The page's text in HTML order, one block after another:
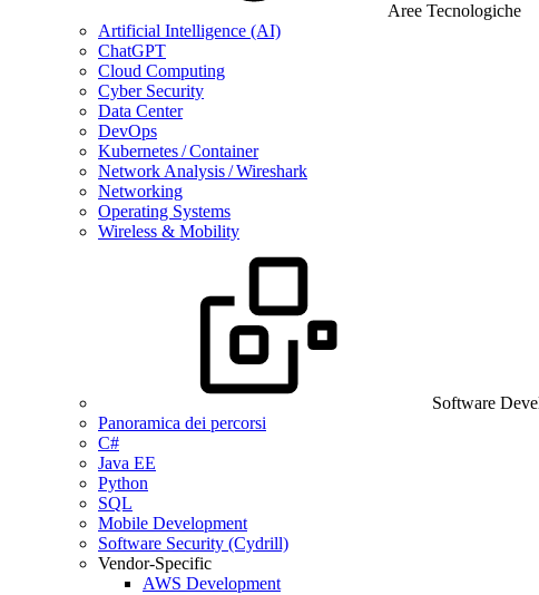
Aree Tecnologiche
Artificial Intelligence (AI)
ChatGPT
Cloud Computing
Cyber Security
Data Center
DevOps
Kubernetes / Container
Network Analysis / Wireshark
Networking
Operating Systems
Wireless & Mobility
Software
Panoramica dei percorsi
C#
Java EE
Python
SQL
Mobile Development
Software Security (Cydrill)
Vendor-Specific
AWS Development